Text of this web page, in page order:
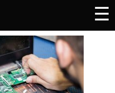
☰
×